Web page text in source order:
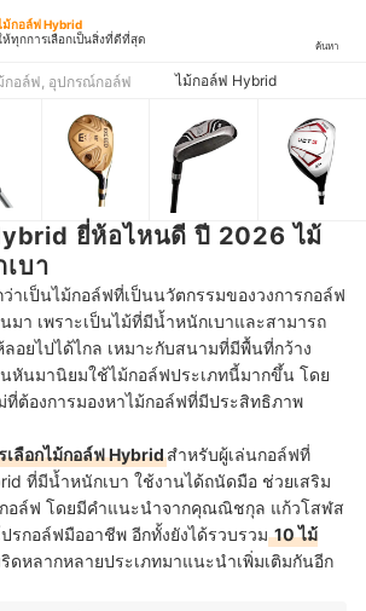
ม้กอล์ฟ Hybrid
ห้ทุกการเลือกเป็นสิ่งที่ดีที่สุด
ค้นหา
กอล์ฟ, อุปกรณ์กอล์ฟ ไม้กอล์ฟ Hybrid
ยี่ห้อไหนดี ปี 2026 ไม้
บา
าเป็นไม้กอล์ฟที่เป็นนวัตกรรมของวงการกอล์ฟ
มา เพราะเป็นไม้ที่มีน้ำหนักเบาและสามารถ
อยไปได้ไกล เหมาะกับสนามที่มีพื้นที่กว้าง
หันมานิยมใช้ไม้กอล์ฟประเภทนี้มากขึ้น โดย
ที่ต้องการมองหาไม้กอล์ฟที่มีประสิทธิภาพ
เลือกไม้กอล์ฟ Hybridสำหรับผู้เล่นกอล์ฟที่
ที่มีน้ำหนักเบา ใช้งานได้ถนัดมือ ช่วยเสริม
อล์ฟ โดยมีคำแนะนำจากคุณณิชกุล แก้วโสฬส
รกอล์ฟมืออาชีพ อีกทั้งยังได้รวบรวม10 ไม้
ดหลากหลายประเภทมาแนะนำเพิ่มเติมกันอีก